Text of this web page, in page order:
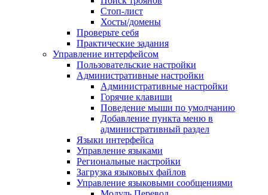
Стоп-лист
Хосты/домены
Проверьте себя
Практические задания
Управление интерфейсом
Пользовательские настройки
Административные настройки
Административные настройки
Горячие клавиши
Поведение мыши по умолчанию
Добавление пункта меню в
административный раздел
Языки интерфейса
Управление языками
Региональные настройки
Загрузка языковых файлов
Управление языковыми сообщениями